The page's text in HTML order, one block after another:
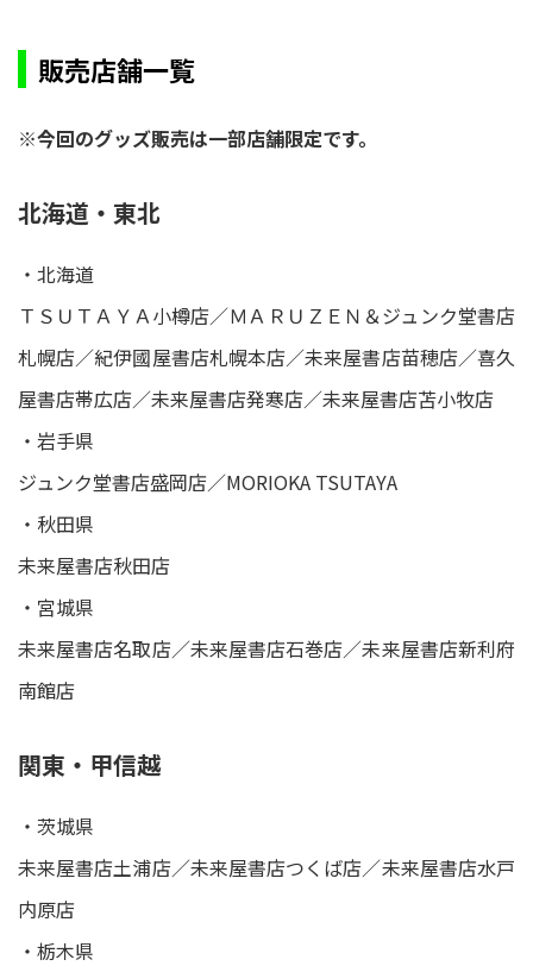
販売店舗一覧
※今回のグッズ販売は一部店舗限定です。
北海道・東北
・北海道
ＴＳＵＴＡＹＡ小樽店／ＭＡＲＵＺＥＮ＆ジュンク堂書店
札幌店／紀伊國屋書店札幌本店／未来屋書店苗穂店／喜久
屋書店帯広店／未来屋書店発寒店／未来屋書店苫小牧店
・岩手県
ジュンク堂書店盛岡店／MORIOKA TSUTAYA
・秋田県
未来屋書店秋田店
・宮城県
未来屋書店名取店／未来屋書店石巻店／未来屋書店新利府
南館店
関東・甲信越
・茨城県
未来屋書店土浦店／未来屋書店つくば店／未来屋書店水戸
内原店
・栃木県